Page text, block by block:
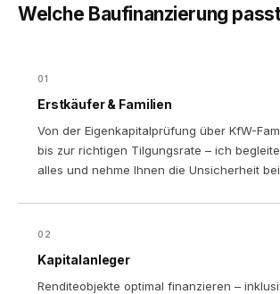
Welche Baufinanzierung
01
Erstkäufer & Familien
Von der Eigenkapitalprüfung über KfW-
bis zur richtigen Tilgungsrate – ich
alles und nehme Ihnen die Unsicherheit
02
Kapitalanleger
Renditeobjekte optimal finanzieren –